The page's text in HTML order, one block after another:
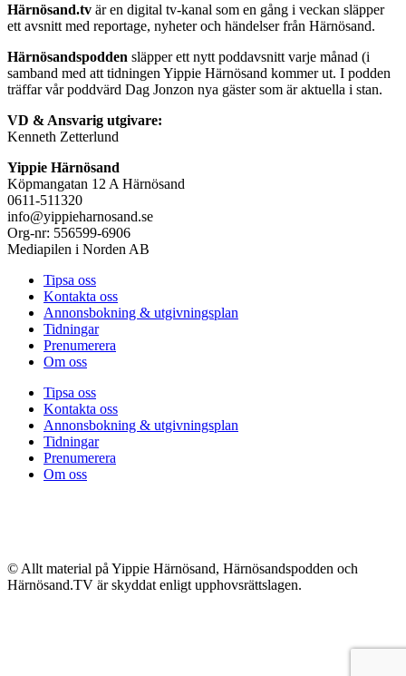
Härnösand.tv är en digital tv-kanal som en gång i veckan släpper
ett avsnitt med reportage, nyheter och händelser från Härnösand.
Härnösandspodden släpper ett nytt poddavsnitt varje månad (i
samband med att tidningen Yippie Härnösand kommer ut. I podden
träffar vår poddvärd Dag Jonzon nya gäster som är aktuella i stan.
VD & Ansvarig utgivare:
Kenneth Zetterlund
Yippie Härnösand
Köpmangatan 12 A Härnösand
0611-511320
info@yippieharnosand.se
Org-nr: 556599-6906
Mediapilen i Norden AB
Tipsa oss
Kontakta oss
Annonsbokning & utgivningsplan
Tidningar
Prenumerera
Om oss
Tipsa oss
Kontakta oss
Annonsbokning & utgivningsplan
Tidningar
Prenumerera
Om oss
© Allt material på Yippie Härnösand, Härnösandspodden och
Härnösand.TV är skyddat enligt upphovsrättslagen.